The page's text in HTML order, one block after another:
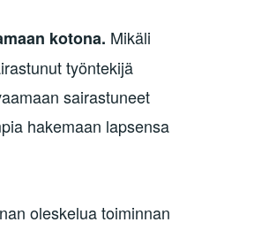
kotona. Mikäli
työntekijä
sairastuneet
hakemaan lapsensa
oleskelua toiminnan